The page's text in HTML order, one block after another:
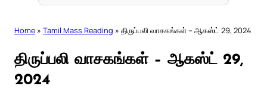
Home » Tamil Mass Reading » திருப்பலி வாசகங்கள் – ஆகஸ்ட் 29, 2024
திருப்பலி வாசகங்கள் – ஆகஸ்ட் 29,
2024